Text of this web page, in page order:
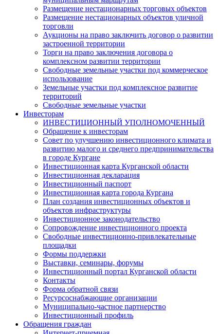
Размещение нестационарных торговых объектов
Размещение нестационарных объектов уличной
торговли
Аукционы на право заключить договор о развитии
застроенной территории
Торги на право заключения договора о
комплексном развитии территории
Свободные земельные участки под коммерческое
использование
Земельные участки под комплексное развитие
территорий
Свободные земельные участки
Инвесторам
ИНВЕСТИЦИОННЫЙ УПОЛНОМОЧЕННЫЙ
Обращение к инвесторам
Совет по улучшению инвестиционного климата и
развитию малого и среднего предпринимательства
в городе Кургане
Инвестиционная карта Курганской области
Инвестиционная декларация
Инвестиционный паспорт
Инвестиционная карта города Кургана
План создания инвестиционных объектов и
объектов инфраструктуры
Инвестиционное законодательство
Сопровождение инвестиционного проекта
Свободные инвестиционно-привлекательные
площадки
Формы поддержки
Выставки, семинары, форумы
Инвестиционный портал Курганской области
Контакты
Форма обратной связи
Ресурсоснабжающие организации
Муниципально-частное партнерство
Инвестиционный профиль
Обращения граждан